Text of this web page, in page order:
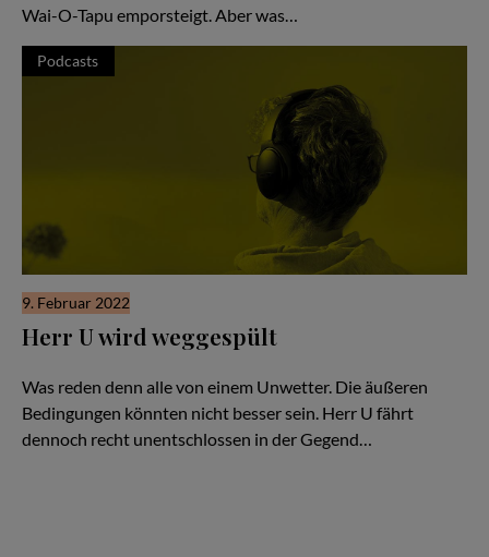
Wai-O-Tapu emporsteigt. Aber was…
Podcasts
9. Februar 2022
Herr U wird weggespült
Was reden denn alle von einem Unwetter. Die äußeren
Bedingungen könnten nicht besser sein. Herr U fährt
dennoch recht unentschlossen in der Gegend…